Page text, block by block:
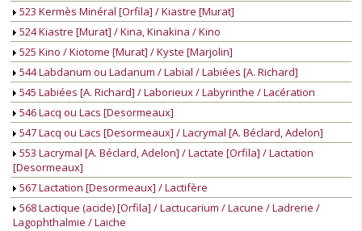
523 Kermès Minéral [Orfila] / Kiastre [Murat]
524 Kiastre [Murat] / Kina, Kinakina / Kino
525 Kino / Kiotome [Murat] / Kyste [Marjolin]
544 Labdanum ou Ladanum / Labial / Labiées [A. Richard]
545 Labiées [A. Richard] / Laborieux / Labyrinthe / Lacération
546 Lacq ou Lacs [Desormeaux]
547 Lacq ou Lacs [Desormeaux] / Lacrymal [A. Béclard, Adelon]
553 Lacrymal [A. Béclard, Adelon] / Lactate [Orfila] / Lactation
[Desormeaux]
567 Lactation [Desormeaux] / Lactifère
568 Lactique (acide) [Orfila] / Lactucarium / Lacune / Ladrerie /
Lagophthalmie / Laiche